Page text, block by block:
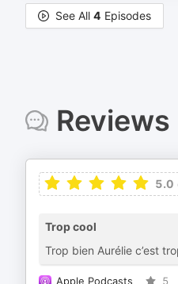
See All 4 Episodes
Reviews
5.0
Trop cool
Trop bien Aurélie c’est
Apple Podcasts 5